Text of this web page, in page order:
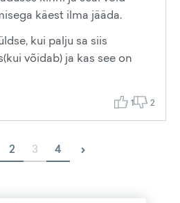
käest ilma jääda.
kui palju sa siis
võidab) ja kas see on
1 2
2 3 4 ›